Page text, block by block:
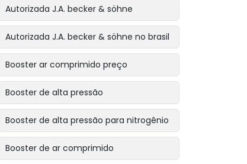
Autorizada J.A. becker & söhne
Autorizada J.A. becker & söhne no brasil
Booster ar comprimido preço
Booster de alta pressão
Booster de alta pressão para nitrogênio
Booster de ar comprimido